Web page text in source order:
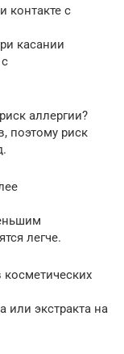
контакте с
касании
аллергии?
поэтому риск
легче.
или экстракта на